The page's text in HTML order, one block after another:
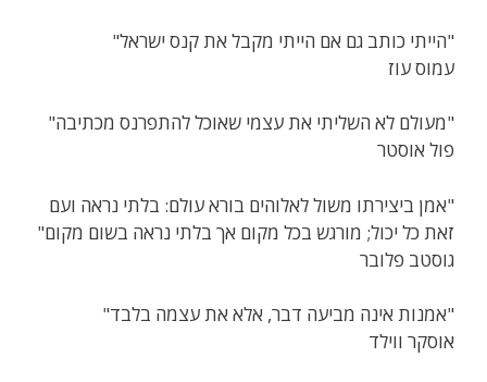
"הייתי כותב גם אם הייתי מקבל את קנס ישראל"
עמוס עוז
"מעולם לא השליתי את עצמי שאוכל להתפרנס מכתיבה"
פול אוסטר
"אמן ביצירתו משול לאלוהים בורא עולם: בלתי נראה ועם
זאת כל יכול; מורגש בכל מקום אך בלתי נראה בשום מקום"
גוסטב פלובר
"אמנות אינה מביעה דבר, אלא את עצמה בלבד"
אוסקר ווילד